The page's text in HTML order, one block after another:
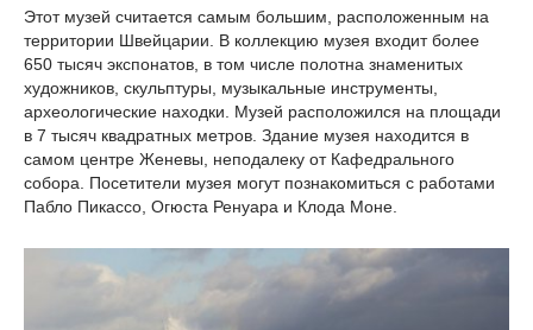
Этот музей считается самым большим, расположенным на
территории Швейцарии. В коллекцию музея входит более
650 тысяч экспонатов, в том числе полотна знаменитых
художников, скульптуры, музыкальные инструменты,
археологические находки. Музей расположился на площади
в 7 тысяч квадратных метров. Здание музея находится в
самом центре Женевы, неподалеку от Кафедрального
собора. Посетители музея могут познакомиться с работами
Пабло Пикассо, Огюста Ренуара и Клода Моне.